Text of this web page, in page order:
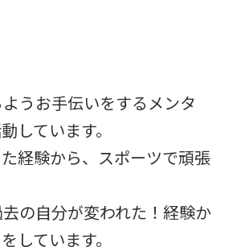
うお手伝いをするメンタ
しています。
経験から、スポーツで頑張
の自分が変われた！経験か
しています。